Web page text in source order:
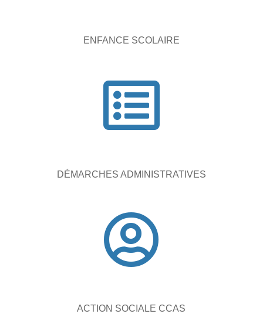
ENFANCE SCOLAIRE

DÉMARCHES ADMINISTRATIVES

ACTION SOCIALE CCAS